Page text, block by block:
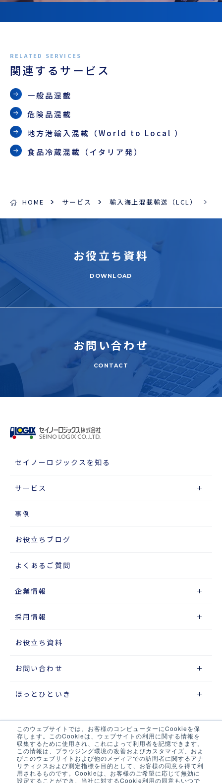
このウェブサイトでは、お客様のコンピューターにCookieを保
存します。このCookieは、ウェブサイトの利用に関する情報を
収集するために使用され、これによって利用者を記憶できます。
この情報は、ブラウジング環境の改善およびカスタマイズ、およ
びこのウェブサイトおよび他のメディアでの訪問者に関するアナ
リティクスおよび測定指標を目的として、お客様の同意を得て利
用されるものです。Cookieは、お客様のご希望に応じて無効に
設定することができ、当社に対するCookie利用の同意もいつで
関連するサービス
一般品混載
危険品混載
地方港輸入混載（World to Local ）
食品冷蔵混載（イタリア発）
HOME サービス 輸入海上混載輸送（LCL）
お役立ち 資料
DOWNLOAD
お問い合わせ
CONTACT
セイノーロジックスを知る
サービス
事例
お役立ちブログ
よくあるご質問
企業情報
採用情報
お役立ち資料
お問い合わせ
ほっとひといき
サイトマップ
プライバシーポリシー
ウェブアクセシビリティポリシー